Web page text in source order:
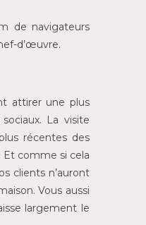
de navigateurs
d’œuvre.
attirer une plus
La visite
récentes des
comme si cela
clients n’auront
Vous aussi
largement le